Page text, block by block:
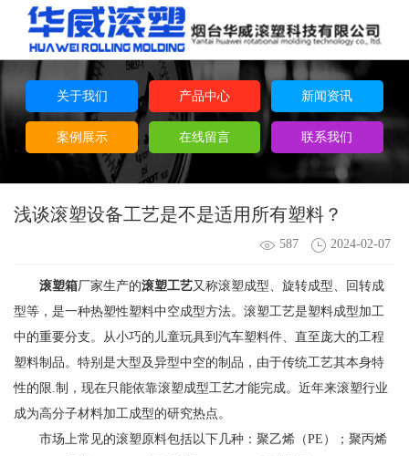
关于我们 产品中心 新闻资讯
案例展示 在线留言 联系我们
浅谈滚塑设备工艺是不是适用所有塑料？
587 2024-02-07
滚塑箱厂家生产的滚塑工艺又称滚塑成型、旋转成型、回转成
型等，是一种热塑性塑料中空成型方法。滚塑工艺是塑料成型加工
中的重要分支。从小巧的儿童玩具到汽车塑料件、直至庞大的工程
塑料制品。特别是大型及异型中空的制品，由于传统工艺其本身特
性的限.制，现在只能依靠滚塑成型工艺才能完成。近年来滚塑行业
成为高分子材料加工成型的研究热点。
市场上常见的滚塑原料包括以下几种：聚乙烯（PE）；聚丙烯